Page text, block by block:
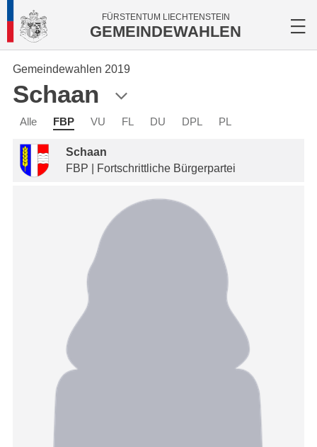
FÜRSTENTUM LIECHTENSTEIN
GEMEINDEWAHLEN
Gemeindewahlen 2019
Schaan
Alle FBP VU FL DU DPL PL
Schaan
FBP | Fortschrittliche Bürgerpartei